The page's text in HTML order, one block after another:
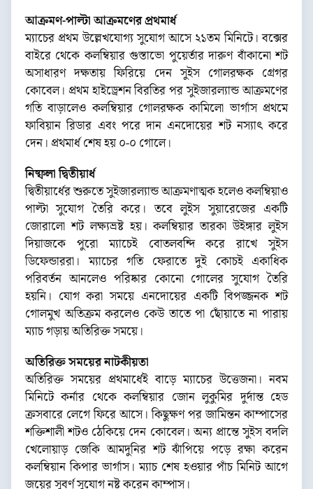
আক্রমণ-পাল্টা আক্রমণের প্রথমার্ধ
ম্যাচের প্রথম উল্লেখযোগ্য সুযোগ আসে ২১তম মিনিটে। বক্সের
বাইরে থেকে কলম্বিয়ার গুস্তাভো পুয়ের্তার দারুণ বাঁকানো শট
অসাধারণ দক্ষতায় ফিরিয়ে দেন সুইস গোলরক্ষক গ্রেগর
কোবেল। প্রথম হাইড্রেশন বিরতির পর সুইজারল্যান্ড আক্রমণের
গতি বাড়ালেও কলম্বিয়ার গোলরক্ষক কামিলো ভার্গাস প্রথমে
ফাবিয়ান রিডার এবং পরে দান এনদোয়ের শট নস্যাৎ করে
দেন। প্রথমার্ধ শেষ হয় ০-০ গোলে।
নিষ্ফলা দ্বিতীয়ার্ধ
দ্বিতীয়ার্ধের শুরুতে সুইজারল্যান্ড আক্রমণাত্মক হলেও কলম্বিয়াও
পাল্টা সুযোগ তৈরি করে। তবে লুইস সুয়ারেজের একটি
জোরালো শট লক্ষ্যভ্রষ্ট হয়। কলম্বিয়ার তারকা উইঙ্গার লুইস
দিয়াজকে পুরো ম্যাচেই বোতলবন্দি করে রাখে সুইস
ডিফেন্ডাররা। ম্যাচের গতি ফেরাতে দুই কোচই একাধিক
পরিবর্তন আনলেও পরিষ্কার কোনো গোলের সুযোগ তৈরি
হয়নি। যোগ করা সময়ে এনদোয়ের একটি বিপজ্জনক শট
গোলমুখ অতিক্রম করলেও কেউ তাতে পা ছোঁয়াতে না পারায়
ম্যাচ গড়ায় অতিরিক্ত সময়ে।
অতিরিক্ত সময়ের নাটকীয়তা
অতিরিক্ত সময়ের প্রথমার্ধেই বাড়ে ম্যাচের উত্তেজনা। নবম
মিনিটে কর্নার থেকে কলম্বিয়ার জোন লুকুমির দুর্দান্ত হেড
ক্রসবারে লেগে ফিরে আসে। কিছুক্ষণ পর জামিন্তন কাম্পাসের
শক্তিশালী শটও ঠেকিয়ে দেন কোবেল। অন্য প্রান্তে সুইস বদলি
খেলোয়াড় জেকি আমদুনির শট ঝাঁপিয়ে পড়ে রক্ষা করেন
কলম্বিয়ান কিপার ভার্গাস। ম্যাচ শেষ হওয়ার পাঁচ মিনিট আগে
জয়ের সুবর্ণ সুযোগ নষ্ট করেন কাম্পাস।